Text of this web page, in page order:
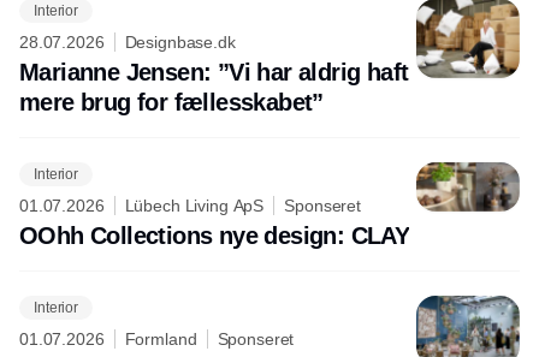
Interior
28.07.2026 Designbase.dk
Marianne Jensen: ”Vi har aldrig haft
mere brug for fællesskabet”
Interior
01.07.2026 Lübech Living ApS Sponseret
OOhh Collections nye design: CLAY
Interior
01.07.2026 Formland Sponseret